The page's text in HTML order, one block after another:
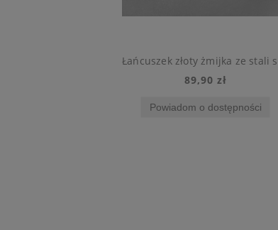
89,90 zł
Powiadom o dostępności